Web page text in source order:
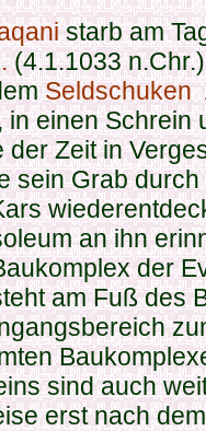
starb am
(4.1.1033
Seldschuken
in einen Schrein
der Zeit in
sein Grab
an ihn
der
am Fuß des
sind auch
erst nach